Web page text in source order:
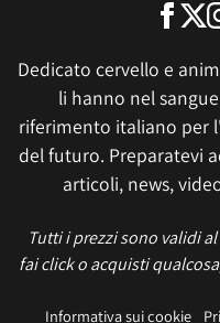
Dedicato cervello e
li hanno nel
riferimento italiano per
del futuro. Preparatevi
articoli, news,
Tutti i prezzi sono validi
fai click o acquisti
Informativa sui cookie